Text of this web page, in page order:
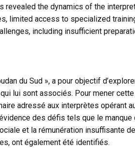
the dynamics of the
limited access to specialized
including insufficient
du Sud », a pour objectif
lui sont associés. Pour mener
adressé aux interprètes opérant
des défis tels que le
et la rémunération insuffisante
ont également été identifiés.